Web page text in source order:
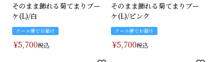
そのまま飾れる菊てまりブー
ケ(L)/白
クール便でお届け
¥5,700税込
そのまま飾れる菊てまりブー
ケ(L)/ピンク
クール便でお届け
¥5,700税込